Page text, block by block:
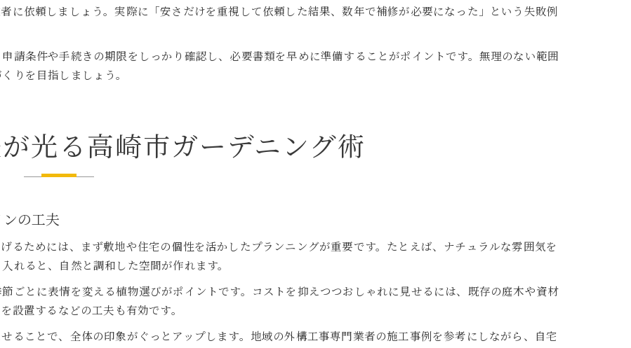
に依頼しましょう。実際に「安さだけを重視して依頼した結果、数年で補修が必要になった」という失敗例
請条件や手続きの期限をしっかり確認し、必要書類を早めに準備することがポイントです。無理のない範囲
りを目指しましょう。
光る高崎市ガーデニング術
の工夫
るためには、まず敷地や住宅の個性を活かしたプランニングが重要です。たとえば、ナチュラルな雰囲気を
れると、自然と調和した空間が作れます。
ごとに表情を変える植物選びがポイントです。コストを抑えつつおしゃれに見せるには、既存の庭木や資材
設置するなどの工夫も有効です。
ることで、全体の印象がぐっとアップします。地域の外構工事専門業者の施工事例を参考にしながら、自宅